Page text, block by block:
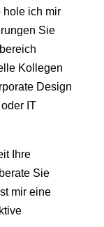
hole ich mir
Sie
Kollegen
Design
IT
Ihre
Sie
mir eine